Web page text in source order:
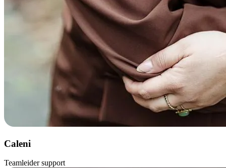
Caleni
Teamleider support